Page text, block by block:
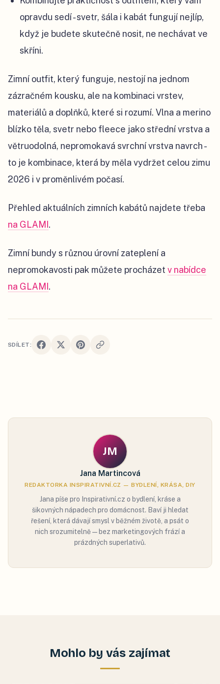
opravdu sedí - svetr, šála i kabát fungují nejlíp,
když je budete skutečně nosit, ne nechávat ve
skříni.
Zimní outfit, který funguje, nestojí na jednom
zázračném kousku, ale na kombinaci vrstev,
materiálů a doplňků, které si rozumí. Vlna a merino
blízko těla, svetr nebo fleece jako střední vrstva a
větruodolná, nepromokavá svrchní vrstva navrch -
to je kombinace, která by měla vydržet celou zimu
2026 i v proměnlivém počasí.
Přehled aktuálních zimních kabátů najdete třeba
na GLAMI .
Zimní bundy s různou úrovní zateplení a
nepromokavosti pak můžete procházet v nabídce
na GLAMI .
SDÍLET:
JM
Jana Martincová
REDAKTORKA INSPIRATIVNÍ.CZ — BYDLENÍ, KRÁSA, DIY
Jana píše pro Inspirativní.cz o bydlení, kráse a
šikovných nápadech pro domácnost. Baví ji hledat
řešení, která dávají smysl v běžném životě, a psát o
nich srozumitelně — bez marketingových frází a
prázdných superlativů.
Mohlo by vás zajímat